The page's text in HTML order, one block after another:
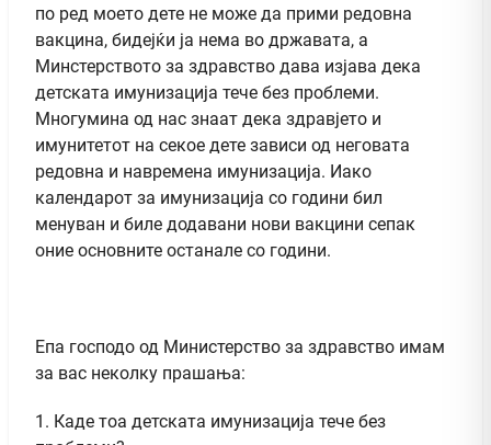
по ред моето дете не може да прими редовна
вакцина, бидејќи ја нема во државата, а
Mинстерството за здравство дава изјава дека
детската имунизација тече без проблеми.
Многумина од нас знаат дека здравјето и
имунитетот на секое дете зависи од неговата
редовна и навремена имунизација. Иако
календарот за имунизација со години бил
менуван и биле додавани нови вакцини сепак
оние основните останале со години.
Епа господо од Mинистерство за здравство имам
за вас неколку прашања:
1. Каде тоа детската имунизација тече без